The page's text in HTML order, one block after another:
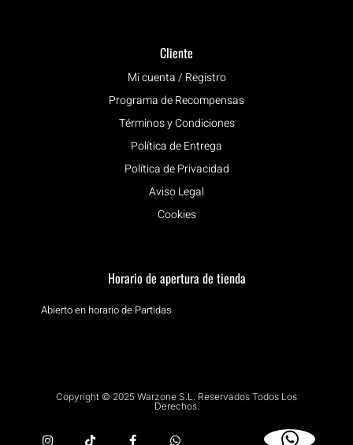
Cliente
Mi cuenta / Registro
Programa de Recompensas
Términos y Condiciones
Política de Entrega
Política de Privacidad
Aviso Legal
Cookies
Horario de apertura de tienda
Abierto en horario de Partidas
Copyright © 2025 Warzone S.L. Reservados Todos Los
Derechos.